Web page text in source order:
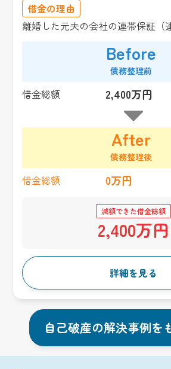
借金の理由
離婚した元夫の会社の連帯保証（
Before
債務整理前
借金総額 2,400万円
After
債務整理後
借金総額 0万円
減額できた借金総額
2,400万円
詳細を見る
自己破産の解決事例を